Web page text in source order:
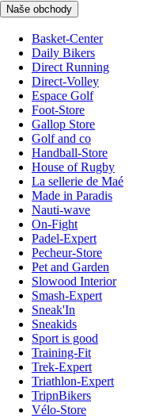
Naše obchody
Basket-Center
Daily Bikers
Direct Running
Direct-Volley
Espace Golf
Foot-Store
Gallop Store
Golf and co
Handball-Store
House of Rugby
La sellerie de Maé
Made in Paradis
Nauti-wave
On-Fight
Padel-Expert
Pecheur-Store
Pet and Garden
Slowood Interior
Smash-Expert
Sneak'In
Sneakids
Sport is good
Training-Fit
Trek-Expert
Triathlon-Expert
TripnBikers
Vélo-Store